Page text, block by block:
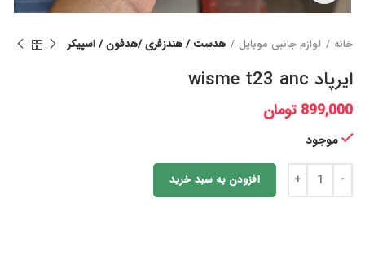
خانه لوازم جانبی موبایل هدست / هندزفری /هدفون / اسپیکر
ایرپاد wisme t23 anc
899,000 تومان
موجود
افزودن به سبد خرید